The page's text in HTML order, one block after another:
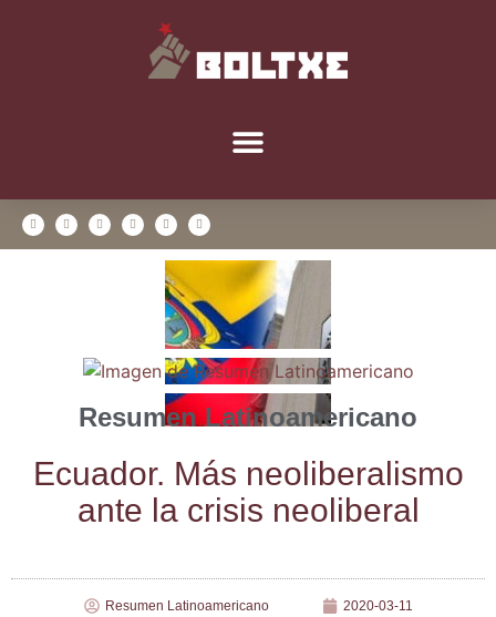
Resumen Latinoamericano
Ecua­dor. Más neo­li­be­ra­lis­mo
ante la cri­sis neoliberal
Resumen Latinoamericano
2020-03-11